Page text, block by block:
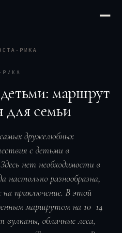
РИКА
маршрут
для семьи
дружелюбных
с детьми в
нет необходимости в
настолько разнообразна,
приключение. В этой
маршрутом на 10–14
облачные леса,